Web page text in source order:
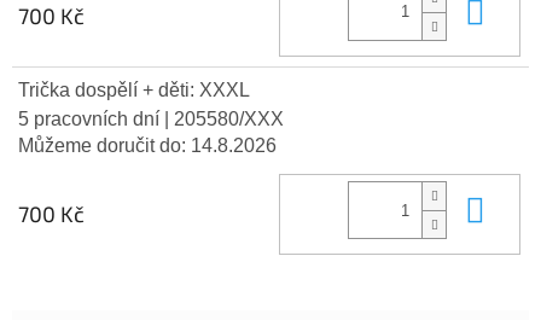
700 Kč
Trička dospělí + děti: XXXL
5 pracovních dní
| 205580/XXX
Můžeme doručit do: 14.8.2026
700 Kč